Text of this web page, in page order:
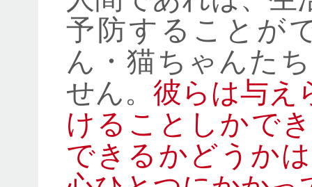
予防することが
ん・猫ちゃんた
せん。 彼らは与え
けることしかで
できるかどうか